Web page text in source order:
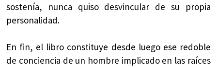
sostenía, nunca quiso desvincular de su propia
personalidad.
En fin, el libro constituye desde luego ese redoble
de conciencia de un hombre implicado en las raíces